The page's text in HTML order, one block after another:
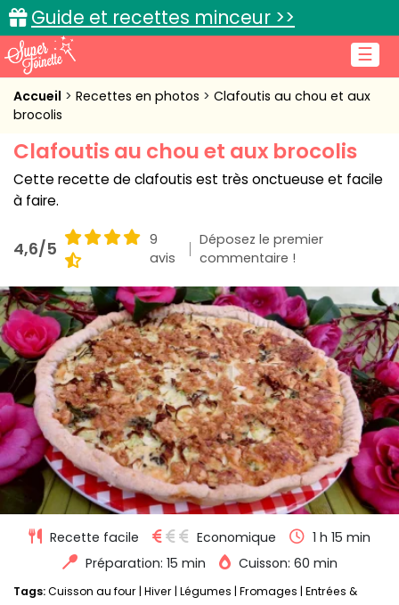
☰
Guide et recettes minceur >>
Accueil
Cuisine pratique
L'actu cuisine
Connexion
Accueil Recettes en photos
Clafoutis au chou et aux
brocolis
Clafoutis au chou et aux brocolis
Cette recette de clafoutis est très onctueuse et facile
à faire.
4,6/5
9
avis
Déposez le premier
commentaire !
Recette facile Economique
1 h 15 min
Préparation: 15 min
Cuisson: 60 min
Tags:Cuisson au four Hiver Légumes Fromages Entrées &